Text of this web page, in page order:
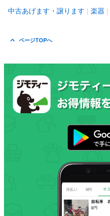
中古あげます・譲ります 楽器
ページTOPへ